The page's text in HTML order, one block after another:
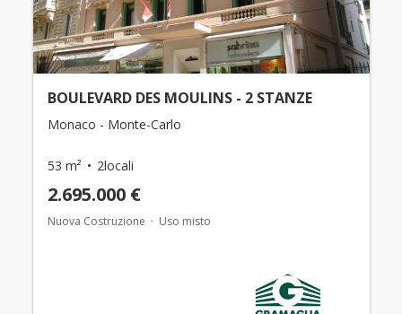
BOULEVARD DES MOULINS - 2 STANZE
Monaco - Monte-Carlo
53 m² 2locali
2.695.000 €
Nuova Costruzione Uso misto